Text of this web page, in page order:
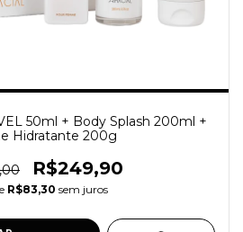
50ml + Body Splash 200ml +
Hidratante 200g
R$249,90
R$83,30 sem juros